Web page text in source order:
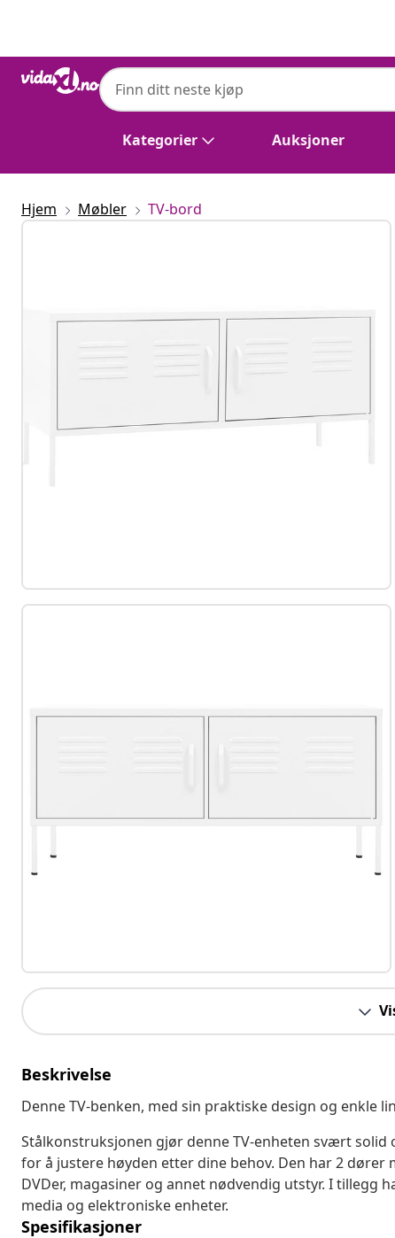
Kategorier Auksjoner
Hjem Møbler TV-bord
Beskrivelse
Denne TV-benken, med sin praktiske design og enkle
Stålkonstruksjonen gjør denne TV-enheten svært
for å justere høyden etter dine behov. Den har 2
DVDer, magasiner og annet nødvendig utstyr. I tillegg
media og elektroniske enheter.
Spesifikasjoner